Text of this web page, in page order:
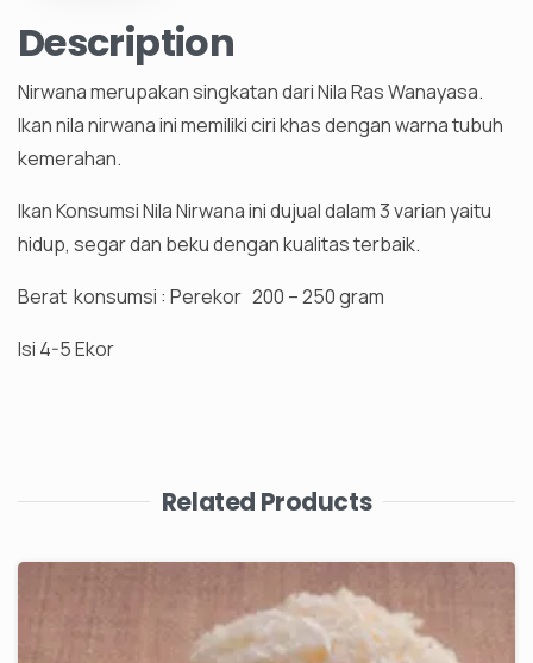
Description
Nirwana merupakan singkatan dari Nila Ras Wanayasa.
Ikan nila nirwana ini memiliki ciri khas dengan warna tubuh
kemerahan.
Ikan Konsumsi Nila Nirwana ini dujual dalam 3 varian yaitu
hidup, segar dan beku dengan kualitas terbaik.
Berat konsumsi : Perekor 200 – 250 gram
Isi 4-5 Ekor
Related Products